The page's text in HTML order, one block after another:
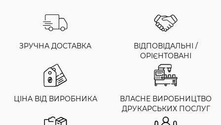
ЗРУЧНА ДОСТАВКА
ВІДПОВІДАЛЬНІ /
ОРІЄНТОВАНІ
ЦІНА ВІД ВИРОБНИКА
ВЛАСНЕ ВИРОБНИЦТВО
ДРУКАРСЬКИХ ПОСЛУГ